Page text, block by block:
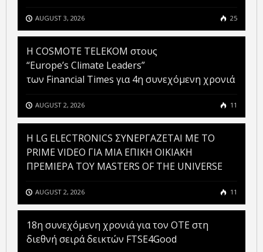
AUGUST 3, 2026 25
Η COSMOTE TELEKOM στους
“Europe’s Climate Leaders”
των Financial Times για 4η συνεχόμενη χρονιά
AUGUST 2, 2026 11
H LG ELECTRONICS ΣΥΝΕΡΓΑΖΕΤΑΙ ΜΕ ΤΟ
PRIME VIDEO ΓΙΑ ΜΙΑ ΕΠΙΚΗ ΟΙΚΙΑΚΗ
ΠΡΕΜΙΕΡΑ ΤΟΥ MASTERS OF THE UNIVERSE
AUGUST 2, 2026 11
18η συνεχόμενη χρονιά για τον ΟΤΕ στη
διεθνή σειρά δεικτών FTSE4Good